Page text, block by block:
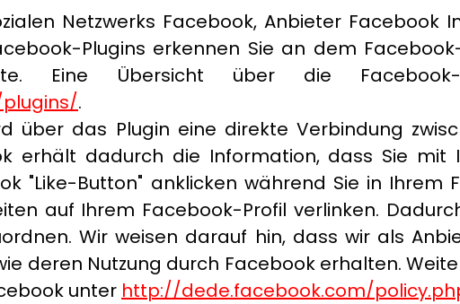
Netzwerks Facebook, Anbieter Facebook
Plugins erkennen Sie an dem
Eine Übersicht über die
.
über das Plugin eine direkte Verbindung
erhält dadurch die Information, dass Sie mit
"Like-Button" anklicken während Sie in Ihrem
auf Ihrem Facebook-Profil verlinken.
Wir weisen darauf hin, dass wir als
deren Nutzung durch Facebook erhalten.
unter http://dede.facebook.com/